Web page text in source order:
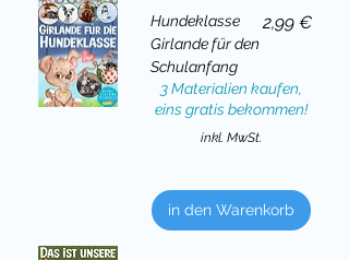
Hundeklasse
Girlande für den
Schulanfang
Preis
2,99 €
3 Materialien kaufen,
eins gratis bekommen!
inkl. MwSt.
in den Warenkorb